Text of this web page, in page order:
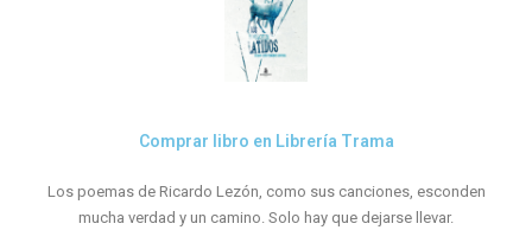
Comprar libro en Librería Trama
Los poemas de Ricardo Lezón, como sus canciones, esconden
mucha verdad y un camino. Solo hay que dejarse llevar.